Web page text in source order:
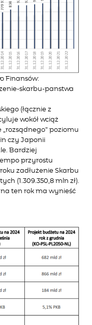
Finansów:
skarbu-panstwa
(łącznie z
wokół wciąż
„rozsądnego” poziomu
czy Japonii
Bardziej
przyrostu
zadłużenie Skarbu
(1.309.350,8 mln zł).
ten rok ma wynieść